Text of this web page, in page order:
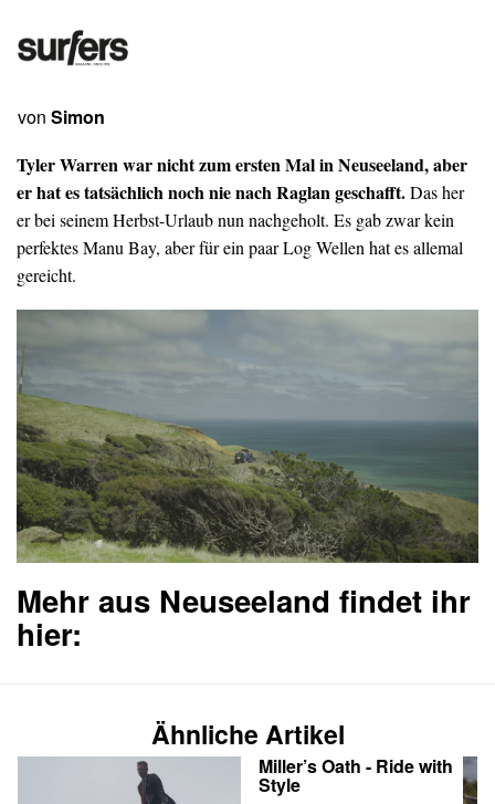
von Simon
Tyler Warren war nicht zum ersten Mal in Neuseeland, aber
er hat es tatsächlich noch nie nach Raglan geschafft.Das her
er bei seinem Herbst-Urlaub nun nachgeholt. Es gab zwar kein
perfektes Manu Bay, aber für ein paar Log Wellen hat es allemal
gereicht.
Mehr aus Neuseeland findet ihr
hier:
Ähnliche Artikel
Miller’s Oath - Ride with
Style